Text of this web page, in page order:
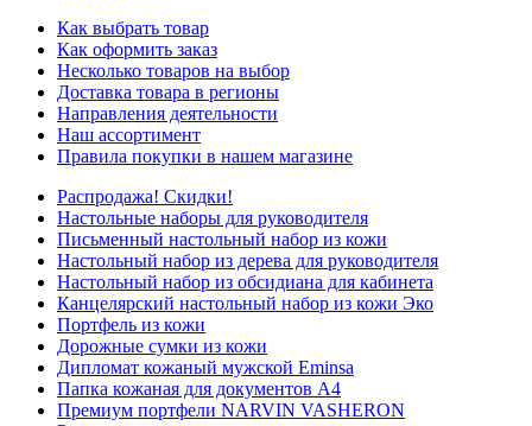
Как выбрать товар
Как оформить заказ
Несколько товаров на выбор
Доставка товара в регионы
Направления деятельности
Наш ассортимент
Правила покупки в нашем магазине
Распродажа! Скидки!
Настольные наборы для руководителя
Письменный настольный набор из кожи
Настольный набор из дерева для руководителя
Настольный набор из обсидиана для кабинета
Канцелярский настольный набор из кожи Эко
Портфель из кожи
Дорожные сумки из кожи
Дипломат кожаный мужской Eminsa
Папка кожаная для документов А4
Премиум портфели NARVIN VASHERON